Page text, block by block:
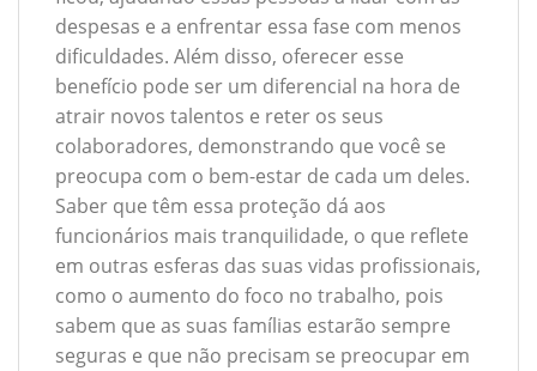
despesas e a enfrentar essa fase com menos
dificuldades. Além disso, oferecer esse
benefício pode ser um diferencial na hora de
atrair novos talentos e reter os seus
colaboradores, demonstrando que você se
preocupa com o bem-estar de cada um deles.
Saber que têm essa proteção dá aos
funcionários mais tranquilidade, o que reflete
em outras esferas das suas vidas profissionais,
como o aumento do foco no trabalho, pois
sabem que as suas famílias estarão sempre
seguras e que não precisam se preocupar em